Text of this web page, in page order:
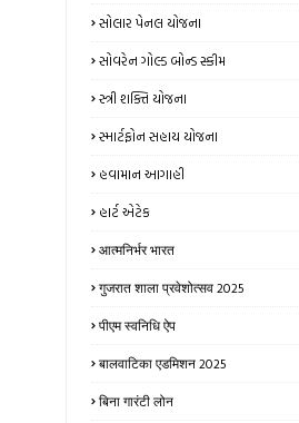
સોલાર પેનલ યોજના
સોવરેન ગોલ્ડ બોન્ડ સ્કીમ
સ્ત્રી શક્તિ યોજના
સ્માર્ટફોન સહાય યોજના
હવામાન આગાહી
હાર્ટ એટેક
आत्मनिर्भर भारत
गुजरात शाला प्रवेशोत्सव 2025
पीएम स्वनिधि ऐप
बालवाटिका एडमिशन 2025
बिना गारंटी लोन